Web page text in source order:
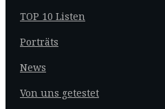
TOP 10 Listen
Porträts
News
Von uns getestet